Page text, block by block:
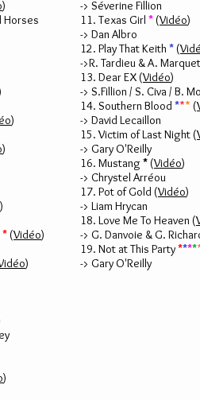
)
Horses
)
)
)
* (Vidéo)
)
)
-> Séverine Fillion
11. Texas Girl * (Vidéo)
-> Dan Albro
12. Play That Keith * (
->R. Tardieu & A. Marquet
13. Dear EX (Vidéo)
-> S.Fillion / S. Civa / B.
14. Southern Blood *** (
-> David Lecaillon
15. Victim of Last Night (
-> Gary O'Reilly
16. Mustang* (Vidéo)
-> Chrystel Arréou
17. Pot of Gold (Vidéo)
-> Liam Hrycan
18. Love Me To Heaven (
-> G. Danvoie & G.
19. Not at This Party****
-> Gary O'Reilly